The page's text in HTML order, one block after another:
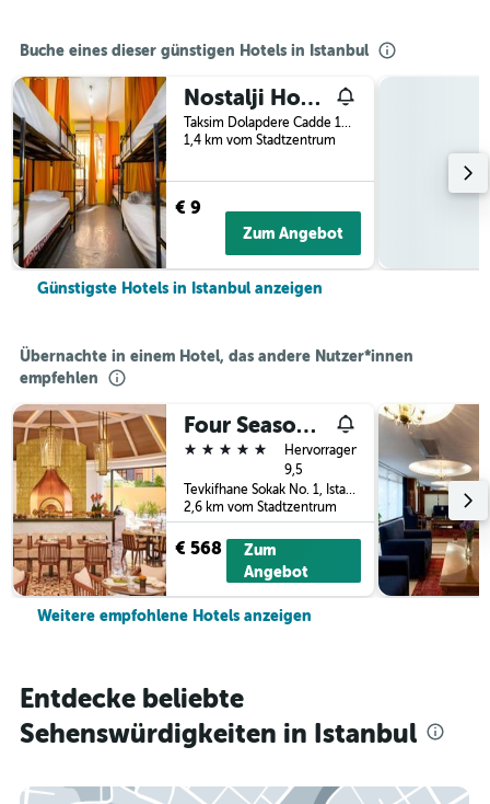
Buche eines dieser günstigen Hotels in Istanbul
Nostalji Hostel Istanbul
Taksim Dolapdere Cadde 107, Istanbul, Türkei
1,4 km vom Stadtzentrum
€ 9
Zum Angebot
Günstigste Hotels in Istanbul anzeigen
Übernachte in einem Hotel, das andere Nutzer*innen
empfehlen
Four Seasons Hotel Istanbul at Sultanahmet
5 Sterne
Hervorragend
9,5
Tevkifhane Sokak No. 1, Istanbul, Türkei
2,6 km vom Stadtzentrum
€ 568
Zum
Angebot
Weitere empfohlene Hotels anzeigen
Entdecke beliebte
Sehenswürdigkeiten in Istanbul